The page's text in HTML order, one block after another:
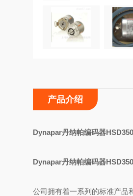
产品介绍
Dynapar丹纳帕编码器
Dynapar丹纳帕编码器
公司拥有着一系列的标准产品